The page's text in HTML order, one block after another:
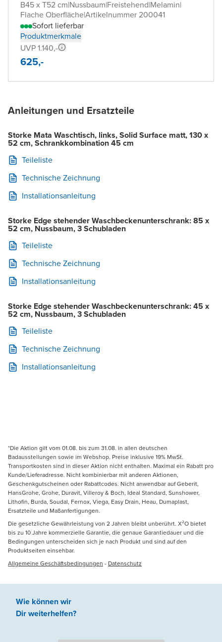
B45 x T52 cm|Nussbaum|Freistehend|Melamin|
Flache Oberfläche|Artikelnummer 200041
Sofort lieferbar
Produktmerkmale
UVP 1.140,-
625,-
Anleitungen und Ersatzteile
Storke Mata Waschtisch, links, Solid Surface matt, 130 x
52 cm, Schrankkombination 45 cm
Teileliste
Technische Zeichnung
Installationsanleitung
Storke Edge stehender Waschbeckenunterschrank: 85 x
52 cm, Nussbaum, 3 Schubladen
Teileliste
Technische Zeichnung
Installationsanleitung
Storke Edge stehender Waschbeckenunterschrank: 45 x
52 cm, Nussbaum, 3 Schubladen
Teileliste
Technische Zeichnung
Installationsanleitung
*Die Aktion gilt vom 01.08. bis zum 31.08. in allen deutschen
Badausstellungen sowie im Webshop. Preise inklusive 19% MwSt.
Transportkosten sind in dieser Aktion nicht enthalten. Maximal ein Rabatt pro
Kunde/Lieferadresse. Nicht kombinierbar mit anderen Aktionen,
Geschenkgutscheinen oder Rabattcodes. Nicht anwendbar auf Geberit,
HansGrohe, Grohe, Duravit, Villeroy & Boch, Ideal Standard, Sunshower,
Lithofin, Burda, Soudal, Fernox, Viega, Easy Drain, Heau, Dumaplast,
Ersatzteile und Maßanfertigungen.
Die gesetzliche Gewährleistung von 2 Jahren bleibt unberührt. X²O bietet
bis zu 10 Jahre kommerzielle Garantie, die genaue Garantiedauer und die
Bedingungen unterscheiden sich je nach Produkt und sind auf den
Produktseiten einsehbar.
Allgemeine Geschäftsbedingungen - Datenschutz
Wie können wir
Dir weiterhelfen?